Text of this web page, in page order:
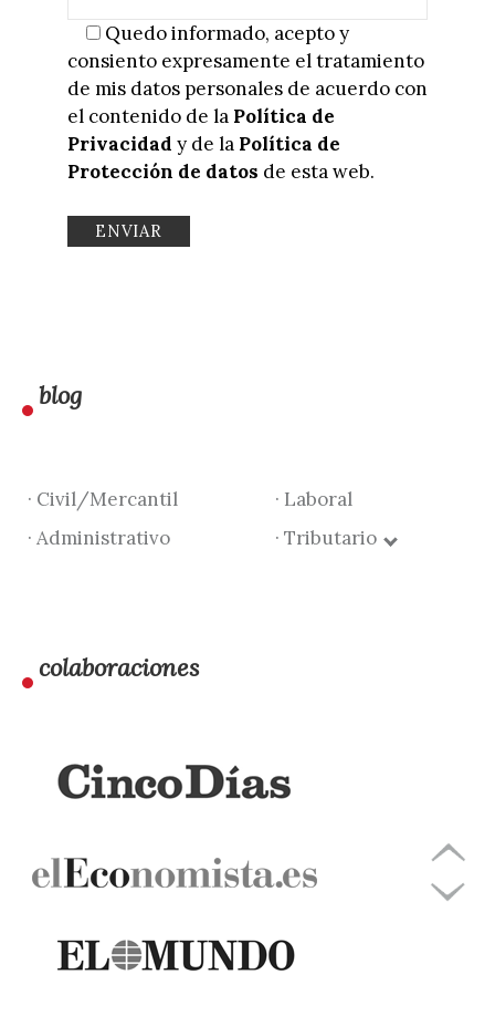
Quedo informado, acepto y
consiento expresamente el tratamiento
de mis datos personales de acuerdo con
el contenido de la Política de
Privacidad y de la Política de
Protección de datos de esta web.
blog
· Civil/Mercantil
· Laboral
· Administrativo
· Tributario
colaboraciones